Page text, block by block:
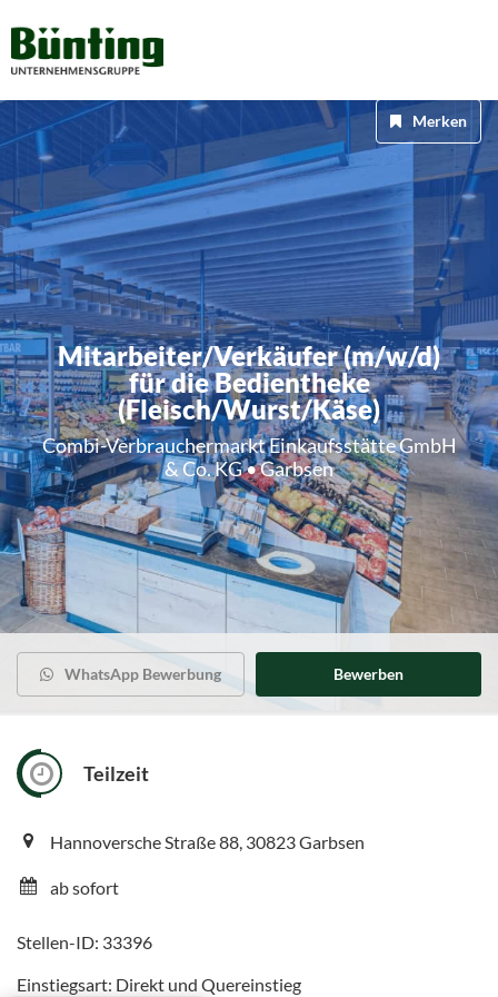
Mitarbeiter/Verkäufer (m/w/d)
für die Bedientheke
(Fleisch/Wurst/Käse)
Combi-Verbrauchermarkt Einkaufsstätte GmbH
& Co. KG • Garbsen
Merken
WhatsApp Bewerbung Bewerben
Teilzeit
Hannoversche Straße 88, 30823 Garbsen
ab sofort
Stellen-ID: 33396
Einstiegsart: Direkt und Quereinstieg